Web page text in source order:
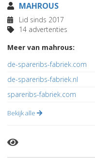
MAHROUS
Lid sinds 2017
14 advertenties
Meer van mahrous:
de-spareribs-fabriek.com
de-spareribs-fabriek.nl
spareribs-fabriek.com
Bekijk alle